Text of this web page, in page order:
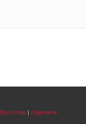
BanGroep| Algemene